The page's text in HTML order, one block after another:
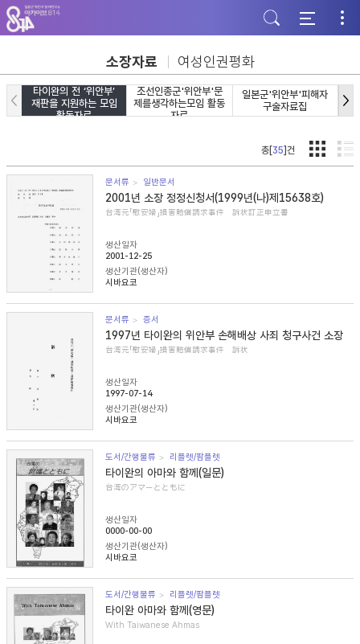
주
메
뉴
가
기
본
문
바
기
하
단
바
기
소장자료 여성인권평화
타이완의 전 ‘위안부’
재판을 지원하는 모임
활동자료
조선인종군'위안부'문
제를생각하는모임 활동
자료
일본군'위안부'피해자
구술자료집
일
총[35]건
문서류 일반문서
2001년 소장 정정신청서(1999년(나)제15638호)
台湾元「慰安婦」損害賠償請求事件 訴状訂正申立書
생산일자
2001-12-25
생산기관(생산자)
시바요코
문서류 증서
1997년 타이완의 위안부 손해배상 사죄 청구사건 소장
台湾元「慰安婦」損害賠償請求事件 訴状
생산일자
1997-07-14
생산기관(생산자)
시바요코
도서/간행물류 리플렛/팜플렛
타이완의 아마와 함께(일문)
台湾のアマーとともに
생산일자
0000-00-00
생산기관(생산자)
시바요코
도서/간행물류 리플렛/팜플렛
타이완 아마와 함께(영문)
With Taiwanese Ahmas